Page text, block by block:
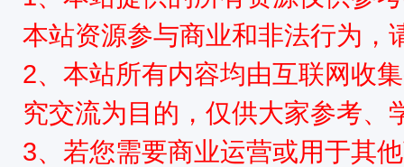
本站资源参与商业和非法行为，
2、本站所有内容均由互联网收
究交流为目的，仅供大家参考、
3、若您需要商业运营或用于其